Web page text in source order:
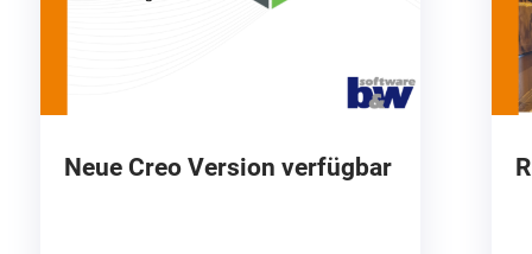
Neue Creo Version verfügbar